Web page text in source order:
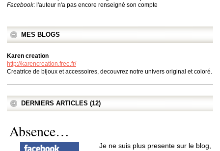
Facebook: l'auteur n'a pas encore renseigné son compte
MES BLOGS
Karen creation
http://karencreation.free.fr/
Creatrice de bijoux et accessoires, decouvrez notre univers original et coloré.
DERNIERS ARTICLES (12)
Absence…
Je ne suis plus presente sur le blog,